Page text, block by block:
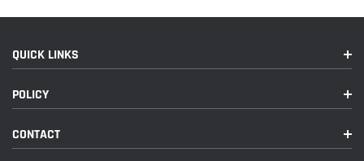
QUICK LINKS
POLICY
CONTACT